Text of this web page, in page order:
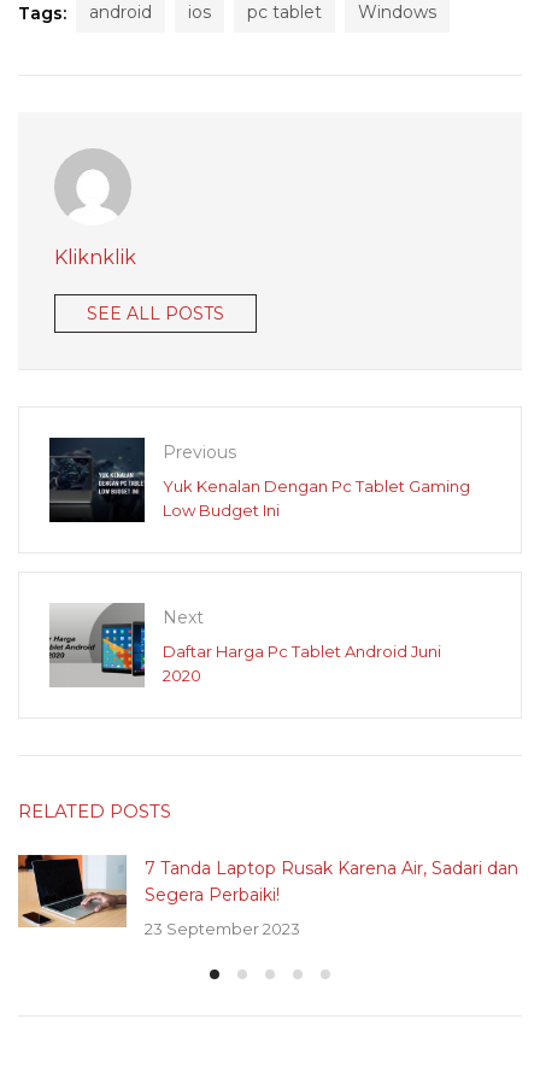
Tags: android ios pc tablet Windows
Kliknklik
SEE ALL POSTS
Previous
Yuk Kenalan Dengan Pc Tablet Gaming
Low Budget Ini
Next
Daftar Harga Pc Tablet Android Juni
2020
RELATED POSTS
7 Tanda Laptop Rusak Karena Air, Sadari dan
Segera Perbaiki!
23 September 2023